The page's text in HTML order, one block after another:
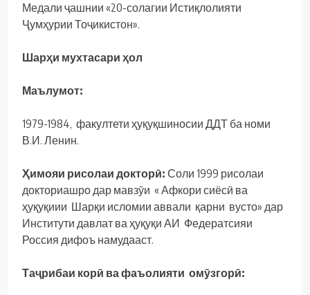
Медали ҷашнии «20-солагии Истиқлолияти
Ҷумҳурии Тоҷикистон».
Шарҳи мухтасари ҳол
Маълумот:
1979-1984, факултети ҳуқуқшиносии ДДТ ба номи
В.И. Ленин.
Ҳимояи рисолаи докторӣ: Соли 1999 рисолаи
докториашро дар мавзӯи « Афкори сиёсӣ ва
ҳуқуқиии Шарқи исломии аввали қарни вусто» дар
Институти давлат ва ҳуқуқи АИ Федератсияи
Россия дифоъ намудааст.
Таҷрибаи корӣ ва фаъолияти омӯзгорӣ: